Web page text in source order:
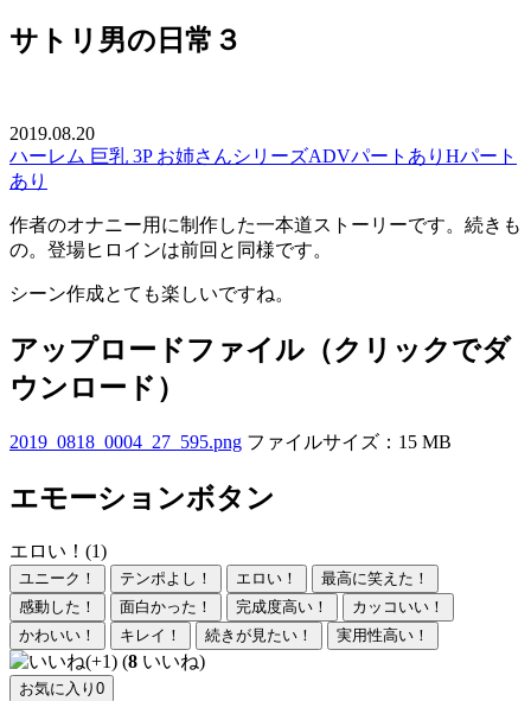
サトリ男の日常３
2019.08.20
ハーレム 巨乳 3Pお姉さんシリーズADVパートあり Hパート
あり
作者のオナニー用に制作した一本道ストーリーです。続きも
の。登場ヒロインは前回と同様です。
シーン作成とても楽しいですね。
アップロードファイル（クリックでダ
ウンロード）
2019_0818_0004_27_595.png ファイルサイズ：15 MB
エモーションボタン
エロい！(1)
ユニーク！ テンポよし！ エロい！
最高に笑えた！
感動した！
面白かった！ 完成度高い！
カッコいい！
かわいい！
キレイ！ 続きが見たい！ 実用性高い！
(8 いいね)
お気に入り 0